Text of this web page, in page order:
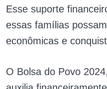
Esse suporte
essas famílias
econômicas e
O Bolsa do Povo